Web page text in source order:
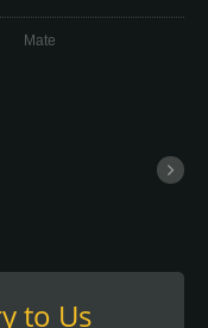
Mate